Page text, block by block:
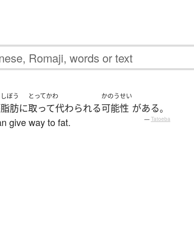
しぼう
脂肪に
とってかわ
取って代わられる
かのうせい
可能性 がある。
give way to fat. — Tatoeba